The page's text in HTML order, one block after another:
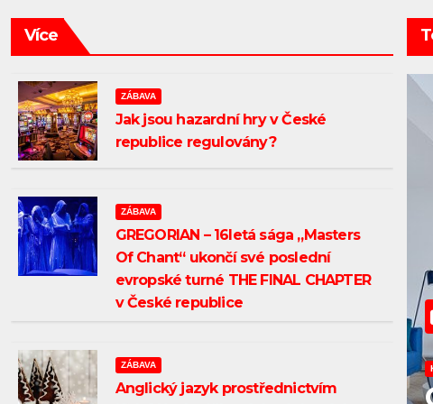
ZPRÁVY
Více
ZÁBAVA
Jak jsou hazardní hry v České
republice regulovány?
ZÁBAVA
GREGORIAN – 16letá sága „Masters
Of Chant“ ukončí své poslední
evropské turné THE FINAL CHAPTER
v České republice
ZÁBAVA
Anglický jazyk prostřednictvím